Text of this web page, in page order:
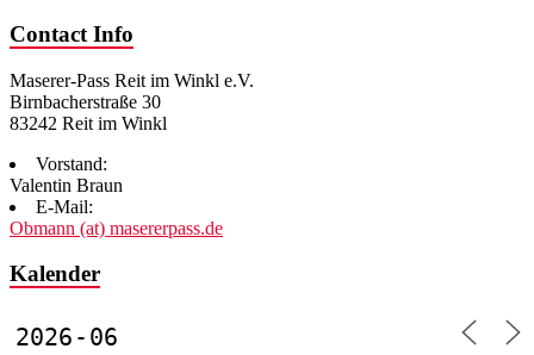
Contact Info
Maserer-Pass Reit im Winkl e.V.
Birnbacherstraße 30
83242 Reit im Winkl
Vorstand:
Valentin Braun
E-Mail:
Obmann (at) masererpass.de
Kalender